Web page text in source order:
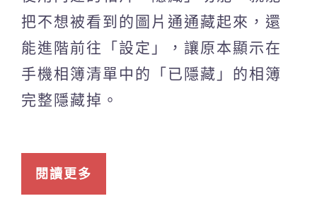
把不想被看到的圖片通通藏起來，還
能進階前往「設定」，讓原本顯示在
手機相簿清單中的「已隱藏」的相簿
完整隱藏掉。
閱讀更多